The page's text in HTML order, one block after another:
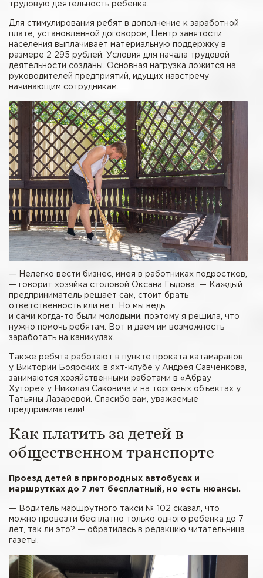
трудовую деятельность ребенка.
Для стимулирования ребят в дополнение к заработной
плате, установленной договором, Центр занятости
населения выплачивает материальную поддержку в
размере 2 295 рублей. Условия для начала трудовой
деятельности созданы. Основная нагрузка ложится на
руководителей предприятий, идущих навстречу
начинающим сотрудникам.
— Нелегко вести бизнес, имея в работниках подростков,
— говорит хозяйка столовой Оксана Гыдова. — Каждый
предприниматель решает сам, стоит брать
ответственность или нет. Но мы ведь
и сами когда-то были молодыми, поэтому я решила, что
нужно помочь ребятам. Вот и даем им возможность
заработать на каникулах.
Также ребята работают в пункте проката катамаранов
у Виктории Боярских, в яхт-клубе у Андрея Савченкова,
занимаются хозяйственными работами в «Абрау
Хуторе» у Николая Саковича и на торговых объектах у
Татьяны Лазаревой. Спасибо вам, уважаемые
предприниматели!
Как платить за детей в
общественном транспорте
Проезд детей в пригородных автобусах и
маршрутках до 7 лет бесплатный, но есть нюансы.
— Водитель маршрутного такси № 102 сказал, что
можно провезти бесплатно только одного ребенка до 7
лет, так ли это? — обратилась в редакцию читательница
газеты.